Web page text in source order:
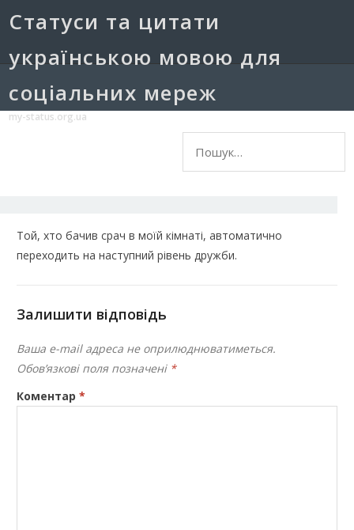
Cтатуси та цитати
українською мовою для
соціальних мереж
my-status.org.ua
Той, хто бачив срач в моїй кімнаті, автоматично
переходить на наступний рівень дружби.
Залишити відповідь
Ваша e-mail адреса не оприлюднюватиметься.
Обов’язкові поля позначені *
Коментар*